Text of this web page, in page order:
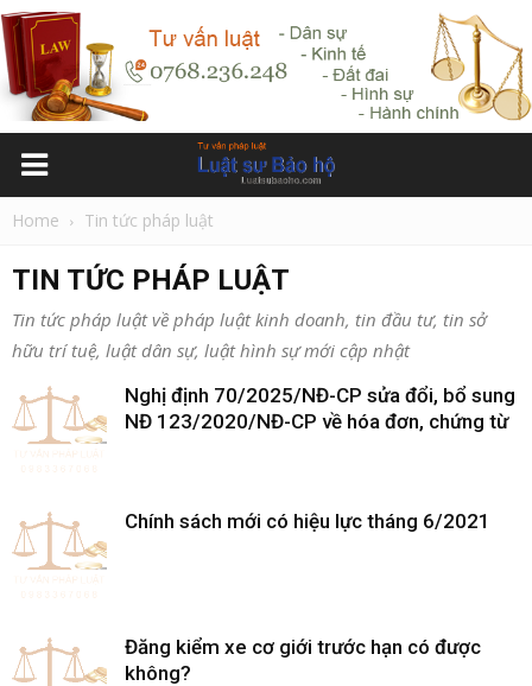
Home Tin tức pháp luật
TIN TỨC PHÁP LUẬT
Tin tức pháp luật về pháp luật kinh doanh, tin đầu tư, tin sở
hữu trí tuệ, luật dân sự, luật hình sự mới cập nhật
Nghị định 70/2025/NĐ-CP sửa đổi, bổ sung
NĐ 123/2020/NĐ-CP về hóa đơn, chứng từ
Chính sách mới có hiệu lực tháng 6/2021
Đăng kiểm xe cơ giới trước hạn có được
không?